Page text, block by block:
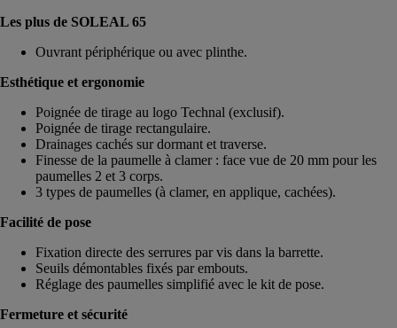
Les plus de SOLEAL 65
Ouvrant périphérique ou avec plinthe.
Esthétique et ergonomie
Poignée de tirage au logo Technal (exclusif).
Poignée de tirage rectangulaire.
Drainages cachés sur dormant et traverse.
Finesse de la paumelle à clamer : face vue de 20 mm pour les
paumelles 2 et 3 corps.
3 types de paumelles (à clamer, en applique, cachées).
Facilité de pose
Fixation directe des serrures par vis dans la barrette.
Seuils démontables fixés par embouts.
Réglage des paumelles simplifié avec le kit de pose.
Fermeture et sécurité